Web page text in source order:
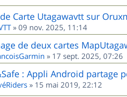
Carte Utagawavtt sur
» 09 nov. 2025, 11:14
de deux cartes
» 17 sept. 2025, 07:26
: Appli Android partage
» 15 mai 2019, 22:12